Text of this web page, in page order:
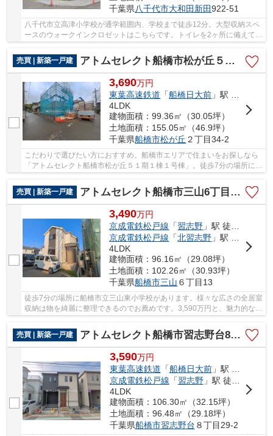
千葉県八千代市大和田新田922-51
八千代市立高津小学校が通学範囲内、学校まで徒歩12分。大型収納スペ
ースのウォークインクロゼットはこちらです。トイレを2ヶ所に備えてお
り、2世帯でのお住まいにもおすすめの物件で...
売買 | 新築一戸建
アトムセレクト船橋市松が丘５１期１棟１号棟
3,690万円
東葉高速鉄道 「船橋日大前 」駅 徒歩33分
4LDK
建物面積：99.36㎡（30.05坪）
土地面積：155.05㎡（46.9坪）
千葉県船橋市松が丘 ２丁目34-2
こだわりで選びたい方におすすめ。船橋市エリアで住まいをお探しなら
「アトムセレクト船橋市松が丘５１期１棟１号棟」。徒歩7分の場所に船
売買 | 新築一戸建
アトムセレクト船橋市三山6丁目3期C号棟
3,490万円
京成電鉄松戸線 「習志野 」駅 徒歩27分
京成電鉄松戸線 「北習志野 」駅 バス9分 「習志野車庫」 停歩12分
4LDK
建物面積：96.16㎡（29.08坪）
土地面積：102.26㎡（30.93坪）
千葉県船橋市三山 ６丁目13
徒歩7分の場所に船橋市立三山東小学校があります。様々な広さの全居室
収納は物を綺麗に整理できるのでお薦めです。3,590万円と、魅力的な価
売買 | 新築一戸建
アトムセレクト船橋市習志野台8丁目1905番C号棟
3,590万円
東葉高速鉄道 「船橋日大前」駅 徒歩18分
京成電鉄松戸線 「習志野」駅 徒歩22分
4LDK
建物面積：106.30㎡（32.15坪）
土地面積：96.48㎡（29.18坪）
千葉県船橋市習志野台 ８丁目29-2